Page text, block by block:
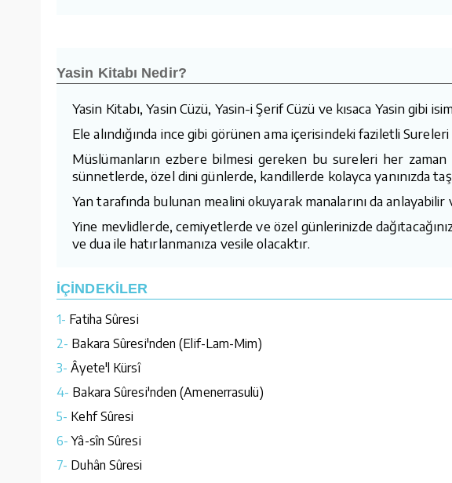
Yasin Kitabı Nedir?
Yasin Kitabı, Yasin Cüzü, Yasin-i Şerif Cüzü ve kısaca Yasin gibi
Ele alındığında ince gibi görünen ama içerisindeki faziletli
Müslümanların ezbere bilmesi gereken bu sureleri her
sünnetlerde, özel dini günlerde, kandillerde kolayca yanınızda
Yan tarafında bulunan mealini okuyarak manalarını da
Yine mevlidlerde, cemiyetlerde ve özel günlerinizde
ve dua ile hatırlanmanıza vesile olacaktır.
İÇİNDEKİLER
1- Fatiha Sûresi
2- Bakara Sûresi'nden (Elif-Lam-Mim)
3- Âyete'l Kürsî
4- Bakara Sûresi'nden (Amenerrasulü)
5- Kehf Sûresi
6- Yâ-sîn Sûresi
7- Duhân Sûresi